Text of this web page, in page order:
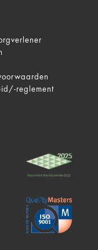
reglement